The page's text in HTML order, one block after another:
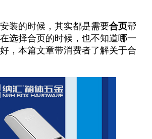
装的时候，其实都是需要合页帮
选择合页的时候，也不知道哪一
，本篇文章带消费者了解关于合